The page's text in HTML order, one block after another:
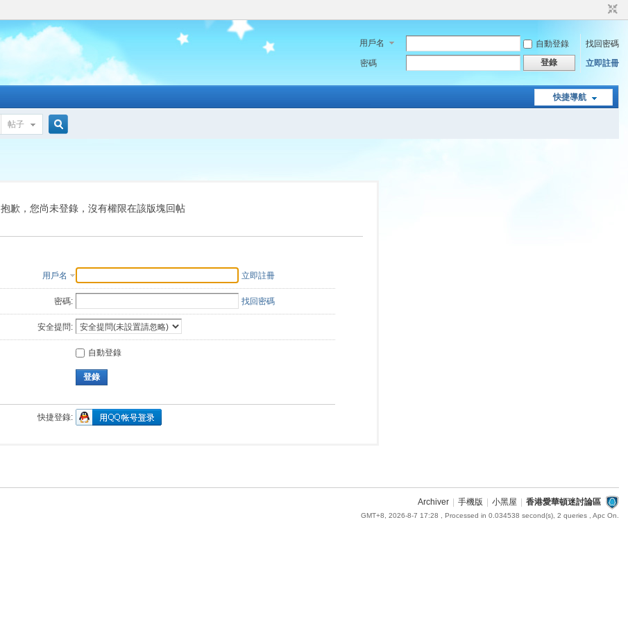
用戶名 自動登錄
找回密碼
密碼
登錄 立即註冊
快捷導航
帖子
索
抱歉，您尚未登錄，沒有權限在該版塊回帖
用戶名 立即註冊
密碼: 找回密碼
安全提問:
自動登錄
登錄
快捷登錄:
Archiver 手機版 小黑屋 香港愛華頓迷討論區
GMT+8, 2026-8-7 17:28 , Processed in 0.034538 second(s), 2 queries , Apc On.